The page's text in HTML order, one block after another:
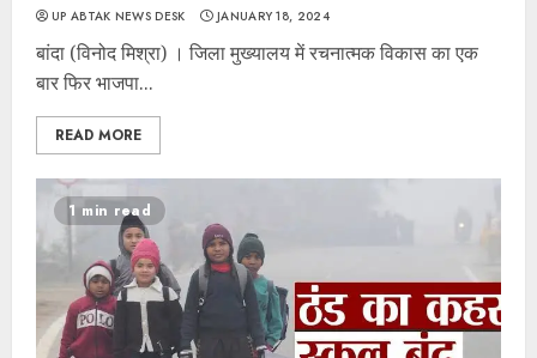
UP ABTAK NEWS DESK JANUARY 18, 2024
बांदा (विनोद मिश्रा) । जिला मुख्यालय में रचनात्मक विकास का एक
बार फिर भाजपा...
READ MORE
1 min read